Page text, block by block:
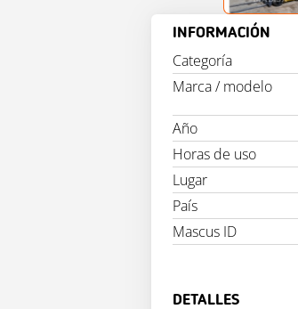
INFORMACIÓN
Categoría
Marca / modelo
Año
Horas de uso
Lugar
País
Mascus ID
DETALLES